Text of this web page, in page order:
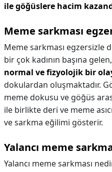
ile göğüslere hacim
Meme sarkması
Meme sarkması egzersizle
bir çok kadının başına
normal ve fizyolojik bir
dokulardan oluşmaktadır.
meme dokusu ve göğüs
ile birlikte deri ve meme
ve sarkma eğilimi gösterir.
Yalancı meme
Yalancı meme sarkması